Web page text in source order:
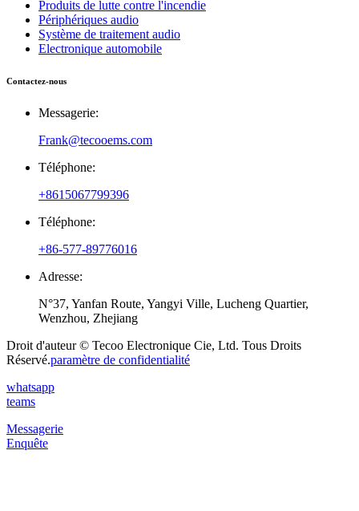
Produits de lutte contre l'incendie
Périphériques audio
Système de traitement audio
Electronique automobile
Contactez-nous
Messagerie:
Frank@tecooems.com
Téléphone:
+8615067799396
Téléphone:
+86-577-89776016
Adresse:
N°37, Yanfan Route, Yangyi Ville, Lucheng Quartier,
Wenzhou, Zhejiang
Droit d'auteur © Tecoo Electronique Cie, Ltd. Tous Droits
Réservé.paramètre de confidentialité
whatsapp
teams
Messagerie
Enquête